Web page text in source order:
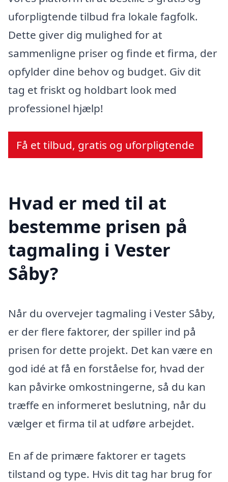
uforpligtende tilbud fra lokale fagfolk.
Dette giver dig mulighed for at
sammenligne priser og finde et firma, der
opfylder dine behov og budget. Giv dit
tag et friskt og holdbart look med
professionel hjælp!
Få et tilbud, gratis og uforpligtende
Hvad er med til at
bestemme prisen på
tagmaling i Vester
Såby?
Når du overvejer tagmaling i Vester Såby,
er der flere faktorer, der spiller ind på
prisen for dette projekt. Det kan være en
god idé at få en forståelse for, hvad der
kan påvirke omkostningerne, så du kan
træffe en informeret beslutning, når du
vælger et firma til at udføre arbejdet.
En af de primære faktorer er tagets
tilstand og type. Hvis dit tag har brug for